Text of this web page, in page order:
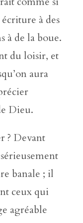
à des
à de la boue.
du loisir, et
aura
Dieu.
? Devant
banale ; il
ceux qui
agréable